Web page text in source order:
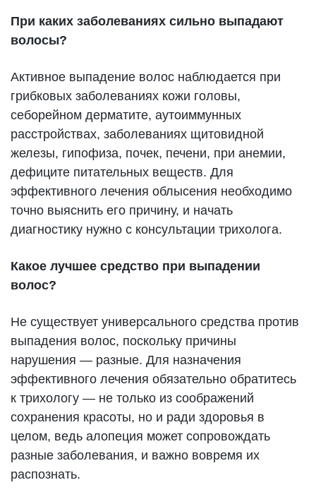
При каких заболеваниях сильно выпадают
волосы?
Активное выпадение волос наблюдается при
грибковых заболеваниях кожи головы,
себорейном дерматите, аутоиммунных
расстройствах, заболеваниях щитовидной
железы, гипофиза, почек, печени, при анемии,
дефиците питательных веществ. Для
эффективного лечения облысения необходимо
точно выяснить его причину, и начать
диагностику нужно с консультации трихолога.
Какое лучшее средство при выпадении
волос?
Не существует универсального средства против
выпадения волос, поскольку причины
нарушения — разные. Для назначения
эффективного лечения обязательно обратитесь
к трихологу — не только из соображений
сохранения красоты, но и ради здоровья в
целом, ведь алопеция может сопровождать
разные заболевания, и важно вовремя их
распознать.